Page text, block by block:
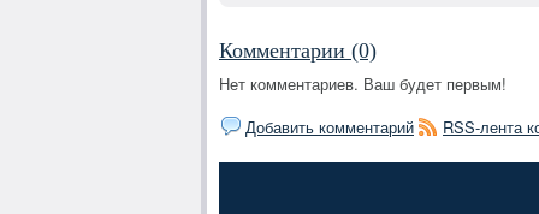
Комментарии (0)
Нет комментариев. Ваш будет первым!
Добавить комментарий
RSS-лента